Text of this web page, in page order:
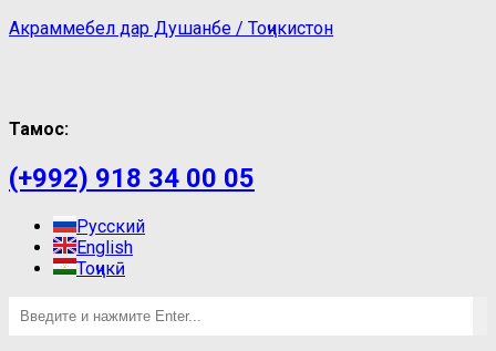
Акраммебел дар Душанбе / Тоҷикистон
Тамос:
(+992) 918 34 00 05
Русский
English
Тоҷикӣ